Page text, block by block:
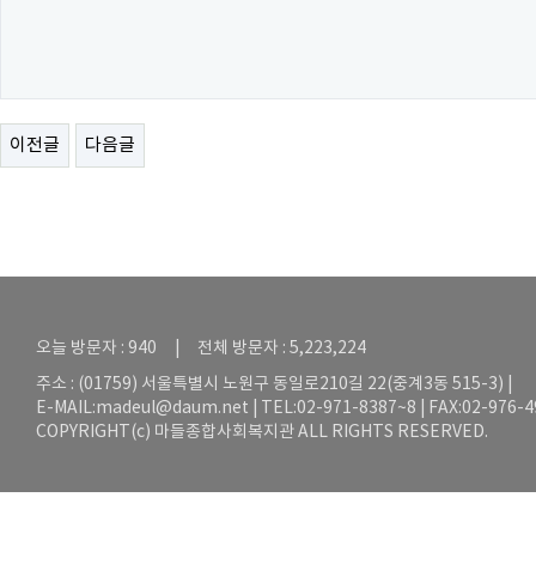
이전글 다음글
오늘 방문자 : 940 | 전체 방문자 : 5,223,224
주소 : (01759) 서울특별시 노원구 동일로210길 22(중계3동 515-3) |
E-MAIL:madeul@daum.net | TEL:02-971-8387~8 | FAX:02-976-
COPYRIGHT(c) 마들종합사회복지관 ALL RIGHTS RESERVED.